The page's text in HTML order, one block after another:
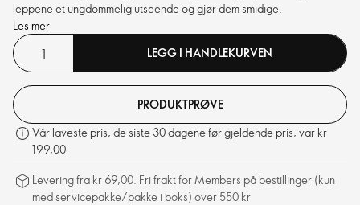
leppene et ungdommelig utseende og gjør dem smidige.
Les mer
LEGG I HANDLEKURVEN
PRODUKTPRØVE
Vår laveste pris, de siste 30 dagene før gjeldende pris, var kr
199,00
Levering fra kr 69,00. Fri frakt for Members på bestillinger (kun
med servicepakke/pakke i boks) over 550 kr